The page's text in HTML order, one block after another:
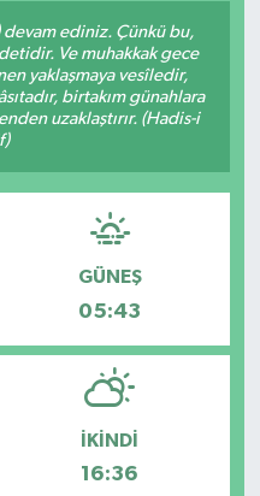
devam ediniz. Çünkü bu,
Ve muhakkak gece
yaklaşmaya vesîledir,
birtakım günahlara
uzaklaştırır. (Hadis-i
GÜNEŞ
05:43
İKINDI
16:36